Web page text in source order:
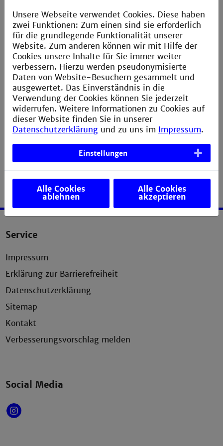
Wir wünschen Ihnen viel Erfolg bei der Vorbereitung
und den Prüfungen!
Ihr Bibliotheksteam
« zurück
Service
Impressum
Erklärung zur Barrierefreiheit
Datenschutzerklärung
Sitemap
Kontakt
Verbesserungsvorschlag melden
Social Media
Unsere Webseite verwendet Cookies. Diese haben
zwei Funktionen: Zum einen sind sie erforderlich
für die grundlegende Funktionalität unserer
Website. Zum anderen können wir mit Hilfe der
Cookies unsere Inhalte für Sie immer weiter
verbessern. Hierzu werden pseudonymisierte
Daten von Website-Besuchern gesammelt und
ausgewertet. Das Einverständnis in die
Verwendung der Cookies können Sie jederzeit
widerrufen. Weitere Informationen zu Cookies auf
dieser Website finden Sie in unserer
Datenschutzerklärung und zu uns im Impressum.
Einstellungen
Alle Cookies
ablehnen
Alle Cookies
akzeptieren